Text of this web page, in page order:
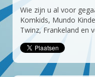
Wie zijn u al voor
Komkids, Mundo
Twinz, Frankeland en